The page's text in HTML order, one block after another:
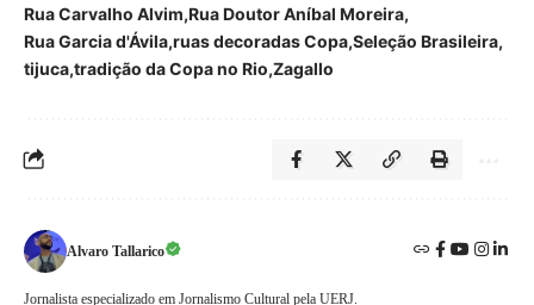
Rua Carvalho Alvim Rua Doutor Aníbal Moreira
Rua Garcia d'Ávila ruas decoradas Copa Seleção Brasileira
tijuca tradição da Copa no Rio Zagallo
Alvaro Tallarico
Jornalista especializado em Jornalismo Cultural pela UERJ.